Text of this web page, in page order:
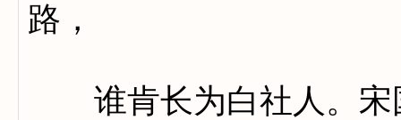
路，
谁肯长为白社人。宋